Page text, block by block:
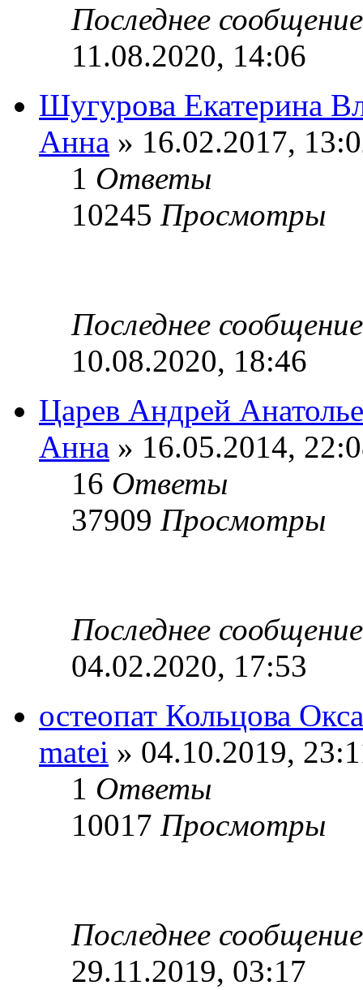
Последнее
11.08.2020, 14:06
Шугурова Екатерина
Анна » 16.02.2017,
1 Ответы
10245 Просмотры
Последнее
10.08.2020, 18:46
Царев Андрей
Анна » 16.05.2014,
16 Ответы
37909 Просмотры
Последнее
04.02.2020, 17:53
остеопат Кольцова
matei » 04.10.2019,
1 Ответы
10017 Просмотры
Последнее
29.11.2019, 03:17